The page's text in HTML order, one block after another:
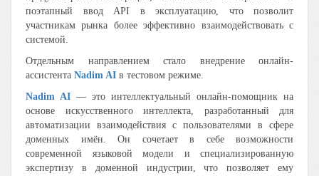
поэтапный ввод API в эксплуатацию, что позволит
участникам рынка более эффективно взаимодействовать с
системой.
Отдельным направлением стало внедрение онлайн-
ассистента Nadim AI в тестовом режиме.
Nadim AI — это интеллектуальный онлайн-помощник на
основе искусственного интеллекта, разработанный для
автоматизации взаимодействия с пользователями в сфере
доменных имён. Он сочетает в себе возможности
современной языковой модели и специализированную
экспертизу в доменной индустрии, что позволяет ему